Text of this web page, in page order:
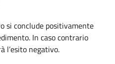
si conclude positivamente
In caso contrario
l’esito negativo.